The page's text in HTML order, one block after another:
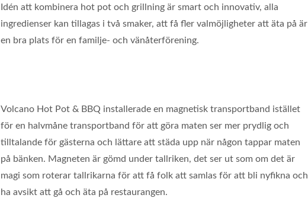
Idén att kombinera hot pot och grillning är smart och innovativ, alla
ingredienser kan tillagas i två smaker, att få fler valmöjligheter att äta på är
en bra plats för en familje- och vänåterförening.
Volcano Hot Pot & BBQ installerade en magnetisk transportband istället
för en halvmåne transportband för att göra maten ser mer prydlig och
tilltalande för gästerna och lättare att städa upp när någon tappar maten
på bänken. Magneten är gömd under tallriken, det ser ut som om det är
magi som roterar tallrikarna för att få folk att samlas för att bli nyfikna och
ha avsikt att gå och äta på restaurangen.